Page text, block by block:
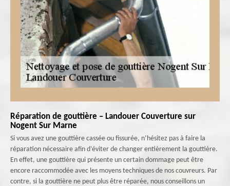
Réparation de gouttière – Landouer Couverture sur
Nogent Sur Marne
Si vous avez une gouttière cassée ou fissurée, n’hésitez pas à faire la
réparation nécessaire afin d’éviter de changer entièrement la gouttière.
En effet, une gouttière qui présente un certain dommage peut être
encore raccommodée avec les moyens techniques de nos couvreurs. Par
contre, si la gouttière ne peut plus être réparée, nous conseillons un